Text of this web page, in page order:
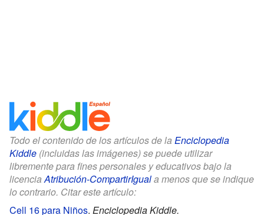
Todo el contenido de los artículos de la Enciclopedia
Kiddle (incluidas las imágenes) se puede utilizar
libremente para fines personales y educativos bajo la
licenciaAtribución-CompartirIguala menos que se indique
lo contrario. Citar este artículo:
Cell 16 para Niños. Enciclopedia Kiddle.